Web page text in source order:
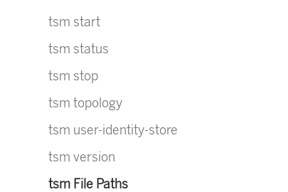
tsm start
tsm status
tsm stop
tsm topology
tsm user-identity-store
tsm version
tsm File Paths